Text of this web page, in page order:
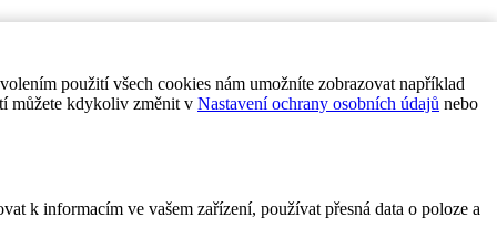
použití všech cookies nám umožníte zobrazovat například
můžete kdykoliv změnit v Nastavení ochrany osobních údajů nebo
k informacím ve vašem zařízení, používat přesná data o poloze a